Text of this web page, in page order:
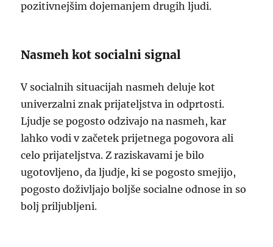
pozitivnejšim dojemanjem drugih ljudi.
Nasmeh kot socialni signal
V socialnih situacijah nasmeh deluje kot
univerzalni znak prijateljstva in odprtosti.
Ljudje se pogosto odzivajo na nasmeh, kar
lahko vodi v začetek prijetnega pogovora ali
celo prijateljstva. Z raziskavami je bilo
ugotovljeno, da ljudje, ki se pogosto smejijo,
pogosto doživljajo boljše socialne odnose in so
bolj priljubljeni.